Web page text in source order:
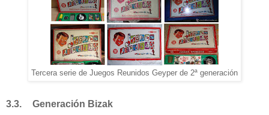
Tercera serie de Juegos Reunidos Geyper de 2ª generación
3.3. Generación Bizak